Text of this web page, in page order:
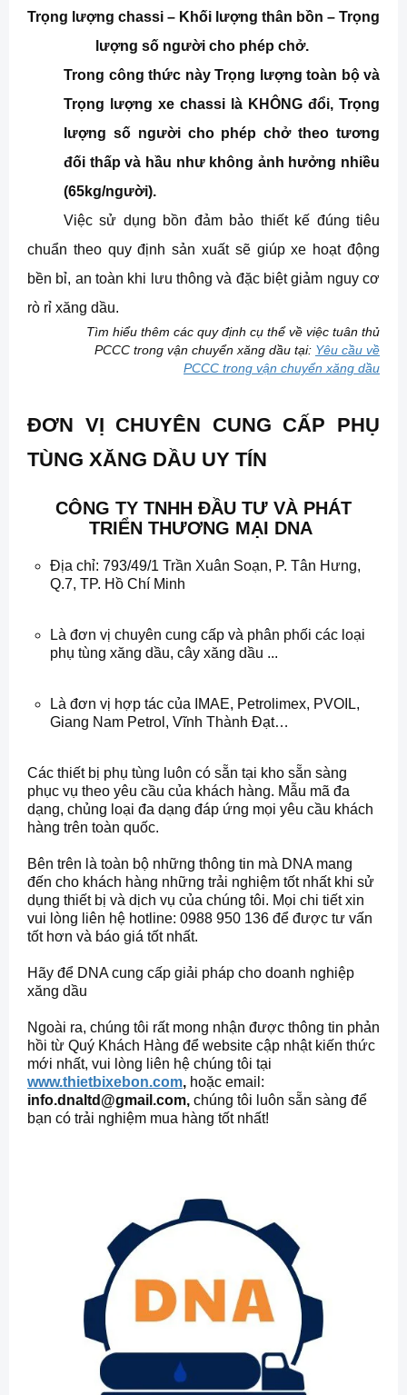
Trọng lượng chassi – Khối lượng thân bồn – Trọng
lượng số người cho phép chở.
Trong công thức này Trọng lượng toàn bộ và
Trọng lượng xe chassi là KHÔNG đổi, Trọng
lượng số người cho phép chở theo tương
đối thấp và hầu như không ảnh hưởng nhiều
(65kg/người).
Việc sử dụng bồn đảm bảo thiết kế đúng tiêu
chuẩn theo quy định sản xuất sẽ giúp xe hoạt động
bền bỉ, an toàn khi lưu thông và đặc biệt giảm nguy cơ
rò rỉ xăng dầu.
Tìm hiểu thêm các quy định cụ thể về việc tuân thủ
PCCC trong vận chuyển xăng dầu tại: Yêu cầu về
PCCC trong vận chuyển xăng dầu
ĐƠN VỊ CHUYÊN CUNG CẤP PHỤ
TÙNG XĂNG DẦU UY TÍN
CÔNG TY TNHH ĐẦU TƯ VÀ PHÁT
TRIỂN THƯƠNG MẠI DNA
Địa chỉ: 793/49/1 Trần Xuân Soạn, P. Tân Hưng,
Q.7, TP. Hồ Chí Minh
Là đơn vị chuyên cung cấp và phân phối các loại
phụ tùng xăng dầu, cây xăng dầu ...
Là đơn vị hợp tác của IMAE, Petrolimex, PVOIL,
Giang Nam Petrol, Vĩnh Thành Đạt…
Các thiết bị phụ tùng luôn có sẵn tại kho sẵn sàng
phục vụ theo yêu cầu của khách hàng. Mẫu mã đa
dạng, chủng loại đa dạng đáp ứng mọi yêu cầu khách
hàng trên toàn quốc.
Bên trên là toàn bộ những thông tin mà DNA mang
đến cho khách hàng những trải nghiệm tốt nhất khi sử
dụng thiết bị và dịch vụ của chúng tôi. Mọi chi tiết xin
vui lòng liên hệ hotline: 0988 950 136 để được tư vấn
tốt hơn và báo giá tốt nhất.
Hãy để DNA cung cấp giải pháp cho doanh nghiệp
xăng dầu
Ngoài ra, chúng tôi rất mong nhận được thông tin phản
hồi từ Quý Khách Hàng để website cập nhật kiến thức
mới nhất, vui lòng liên hệ chúng tôi tại
www.thietbixebon.com, hoặc email:
info.dnaltd@gmail.com, chúng tôi luôn sẵn sàng để
bạn có trải nghiệm mua hàng tốt nhất!